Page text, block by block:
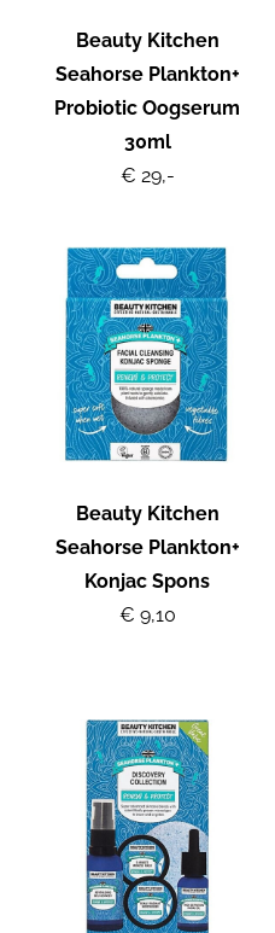
Beauty Kitchen
Seahorse Plankton+
Probiotic Oogserum
30ml
€ 29,-
Beauty Kitchen
Seahorse Plankton+
Konjac Spons
€ 9,10